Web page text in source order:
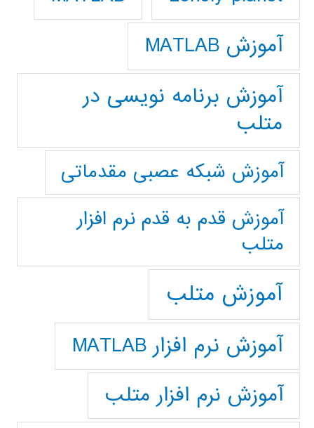
آموزش MATLAB
آموزش برنامه نویسی در
متلب
آموزش شبکه عصبی مقدماتی
آموزش قدم به قدم نرم افزار
متلب
آموزش متلب
آموزش نرم افزار MATLAB
آموزش نرم افزار متلب